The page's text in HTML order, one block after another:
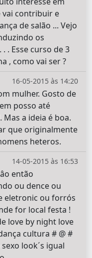
vai contribuir e
de salão ... Vejo
os
. Esse curso de 3
, como vai ser ?
16-05-2015 às 14:20
mulher. Gosto de
posso até
Mas a ideia é boa.
que originalmente
heteros.
14-05-2015 às 16:53
então
ou dence ou
eletronic ou forrós
for local festa !
love by night love
cultura # @ #
look´s igual